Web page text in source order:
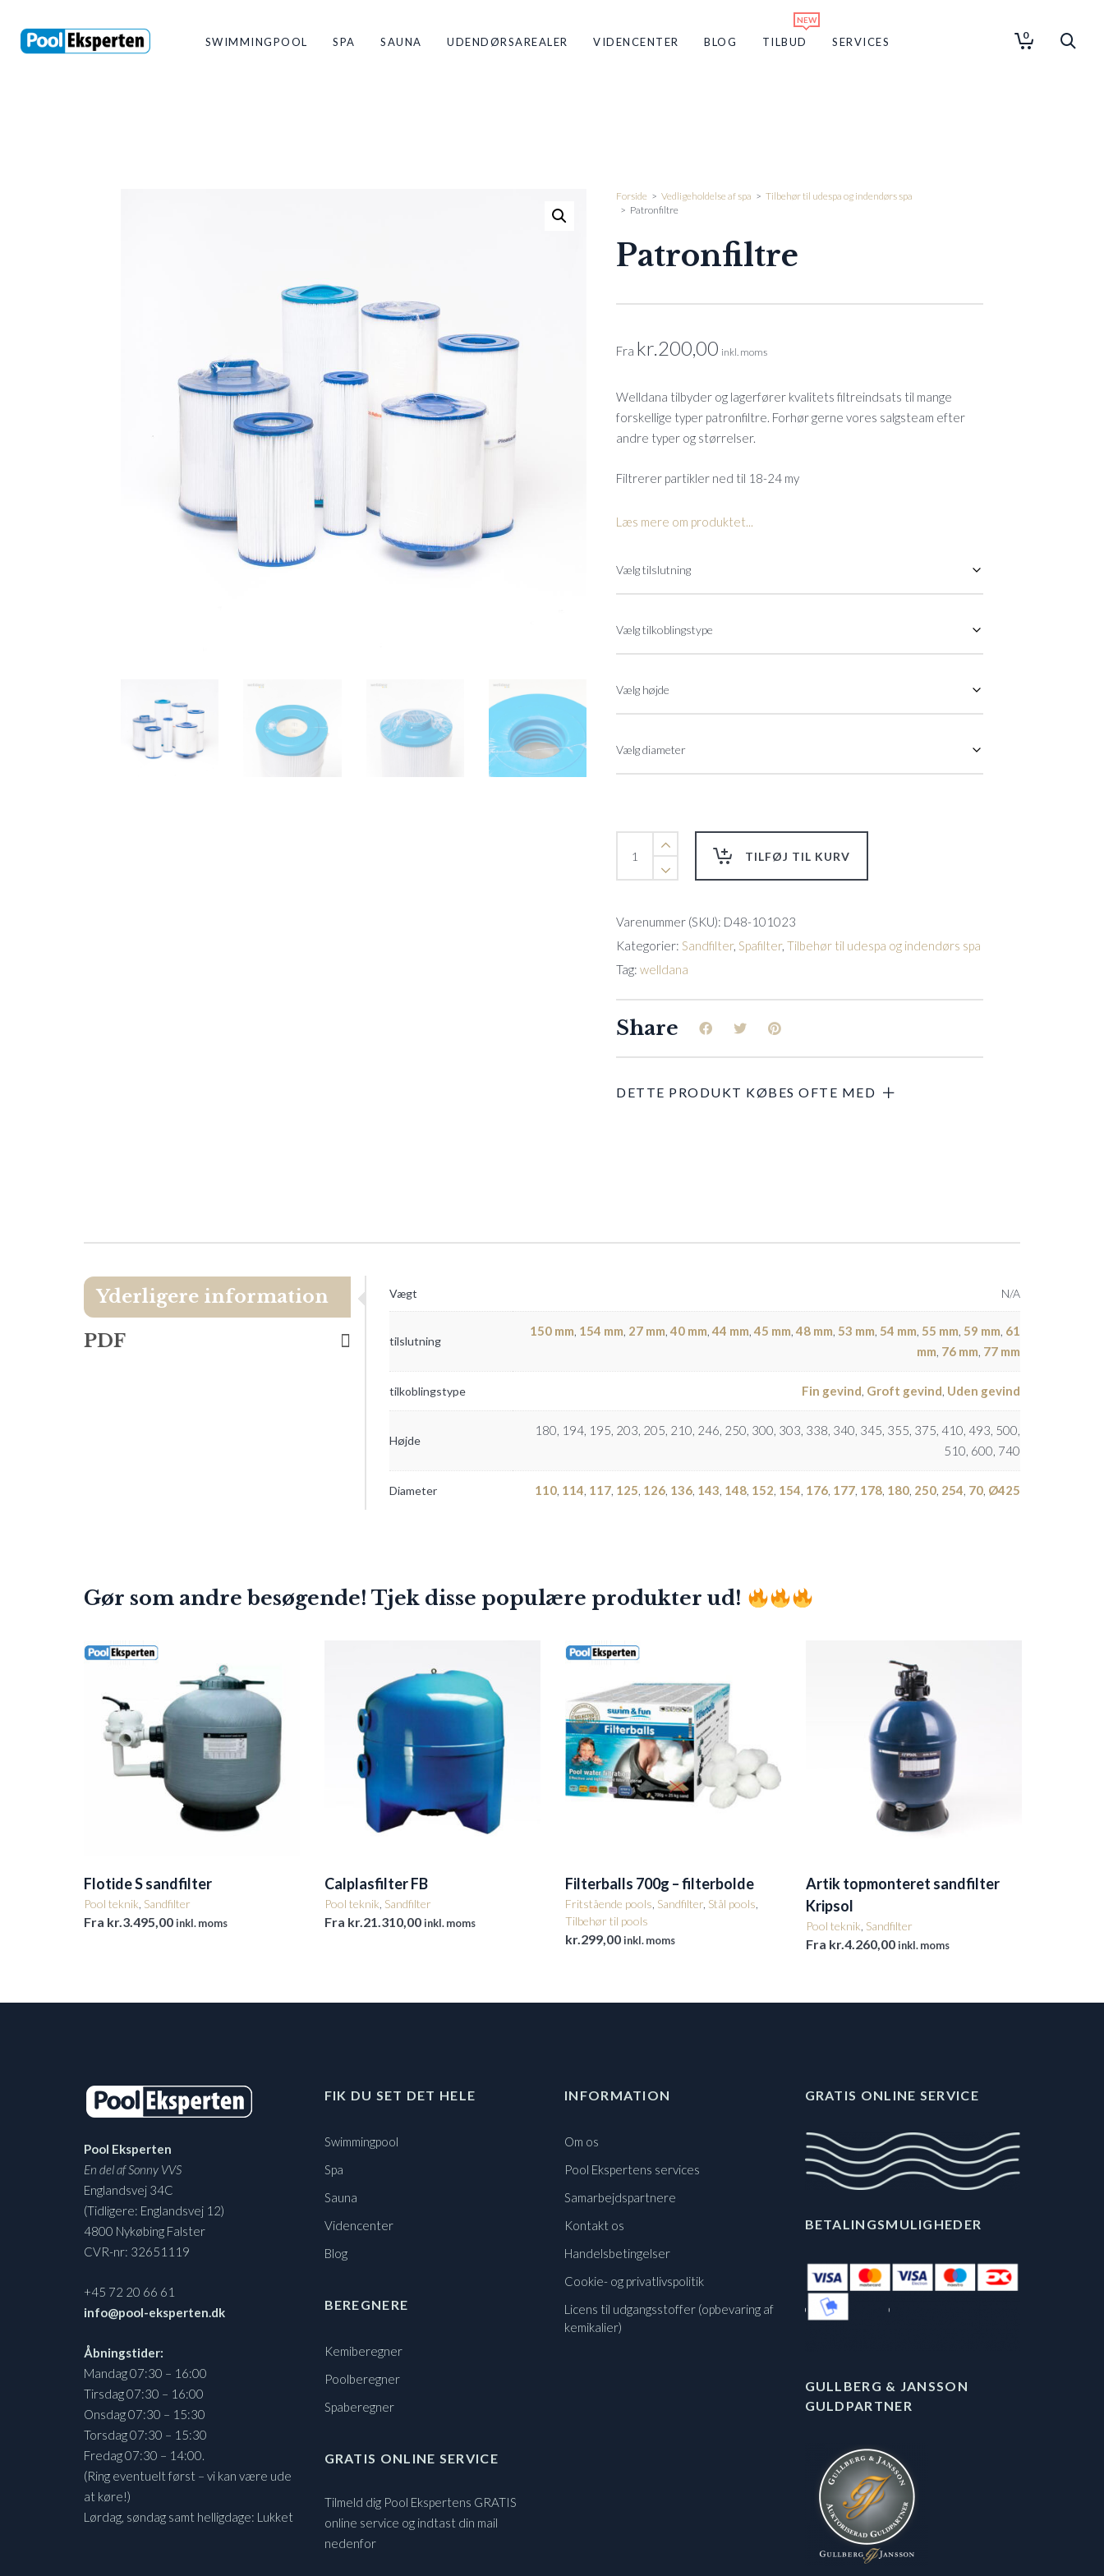
SWIMMINGPOOL SPA SAUNA UDENDØRSAREALER VIDENCENTER BLOG TILBUD SERVICES
0
Forside > Vedligeholdelse af spa > Tilbehør til udespa og indendørs spa
> Patronfiltre
Patronfiltre
Fra kr.200,00 inkl. moms
Welldana tilbyder og lagerfører kvalitets filtreindsats til mange
forskellige typer patronfiltre. Forhør gerne vores salgsteam efter
andre typer og størrelser.
Filtrerer partikler ned til 18-24 my
Læs mere om produktet...
Patronfiltre
quantity
TILFØJ TIL KURV
Varenummer (SKU): D48-101023
Kategorier: Sandfilter, Spafilter, Tilbehør til udespa og indendørs spa
Tag: welldana
Share
Yderligere information
PDF
Vægt N/A
tilslutning
150 mm, 154 mm, 27 mm, 40 mm, 44 mm, 45 mm, 48 mm, 53 mm, 54 mm, 55 mm, 59 mm, 61
mm, 76 mm, 77 mm
tilkoblingstype Fin gevind, Groft gevind, Uden gevind
Højde
180, 194, 195, 203, 205, 210, 246, 250, 300, 303, 338, 340, 345, 355, 375, 410, 493, 500,
510, 600, 740
Diameter 110, 114, 117, 125, 126, 136, 143, 148, 152, 154, 176, 177, 178, 180, 250, 254, 70, Ø425
Gør som andre besøgende! Tjek disse populære produkter ud!
Flotide S sandfilter
Pool teknik Sandfilter
Fra kr.3.495,00inkl. moms
Calplasfilter FB
Pool teknik Sandfilter
Fra kr.21.310,00inkl. moms
Filterballs 700g – filterbolde
Fritstående pools Sandfilter Stål pools
Tilbehør til pools
kr.299,00inkl. moms
Artik topmonteret sandfilter
Kripsol
Pool teknik Sandfilter
Fra kr.4.260,00inkl. moms
Pool Eksperten
En del af Sonny VVS
Englandsvej 34C
(Tidligere: Englandsvej 12)
4800 Nykøbing Falster
CVR-nr: 32651119
+45 72 20 66 61
info@pool-eksperten.dk
Åbningstider:
Mandag 07:30 – 16:00
Tirsdag 07:30 – 16:00
Onsdag 07:30 – 15:30
Torsdag 07:30 – 15:30
Fredag 07:30 – 14:00.
(Ring eventuelt først – vi kan være ude
at køre!)
Lørdag, søndag samt helligdage: Lukket
FIK DU SET DET HELE
Swimmingpool
Spa
Sauna
Videncenter
Blog
BEREGNERE
Kemiberegner
Poolberegner
Spaberegner
GRATIS ONLINE SERVICE
Tilmeld dig Pool Ekspertens GRATIS
online service og indtast din mail
nedenfor
INFORMATION
Om os
Pool Ekspertens services
Samarbejdspartnere
Kontakt os
Handelsbetingelser
Cookie- og privatlivspolitik
Licens til udgangsstoffer (opbevaring af
kemikalier)
GRATIS ONLINE SERVICE
BETALINGSMULIGHEDER
GULLBERG & JANSSON
GULDPARTNER